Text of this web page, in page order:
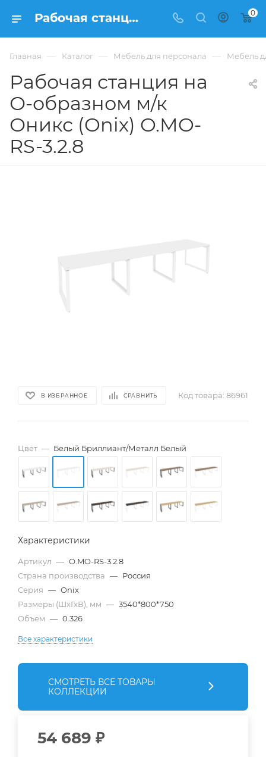
Рабочая станция на О-образном м/к Оникс (Onix) O.MO-RS-3.2.8 из ЛДСП купить в Москве, цена 54 689 ₽ - интернет-магазин ФРАНКОМ 0
Главная — Каталог — Мебель для персонала — Мебель
Рабочая станция на
О-образном м/к
Оникс (Onix) O.MO-
RS-3.2.8
В ИЗБРАННОЕ СРАВНИТЬ Код товара: 86961
Цвет — Белый Бриллиант/Металл Белый
Характеристики
Артикул — O.MO-RS-3.2.8
Страна производства — Россия
Серия — Onix
Размеры (ШхГхВ), мм — 3540*800*750
Объем — 0.326
Все характеристики
СМОТРЕТЬ ВСЕ ТОВАРЫ
КОЛЛЕКЦИИ
54 689 ₽